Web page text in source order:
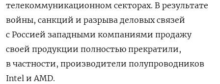
телекоммуникационном секторах. В результате
войны, санкций и разрыва деловых связей
с Россией западными компаниями продажу
своей продукции полностью прекратили,
в частности, производители полупроводников
Intel и AMD.